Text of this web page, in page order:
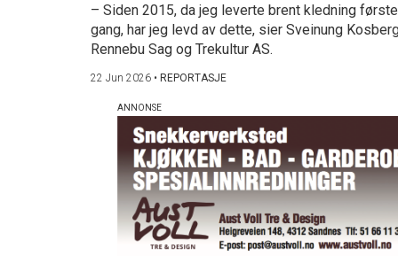
– Siden 2015, da jeg leverte brent kledning første
gang, har jeg levd av dette, sier Sveinung
Rennebu Sag og Trekultur AS.
22 Jun 2026 • REPORTASJE